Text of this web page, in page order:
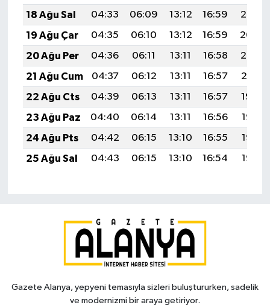
18 Ağu Sal
04:33 06:09 13:12 16:59
20:05
19 Ağu Çar
04:35 06:10 13:12 16:59
20:04
20 Ağu Per
04:36 06:11 13:11 16:58
20:02
21 Ağu Cum
04:37 06:12 13:11 16:57
20:01
22 Ağu Cts
04:39 06:13 13:11 16:57
19:59
23 Ağu Paz
04:40 06:14 13:11 16:56
19:58
24 Ağu Pts
04:42 06:15 13:10 16:55
19:56
25 Ağu Sal
04:43 06:15 13:10 16:54 19:55
Gazete Alanya, yepyeni temasıyla sizleri buluştururken, sadelik
ve modernizmi bir araya getiriyor.